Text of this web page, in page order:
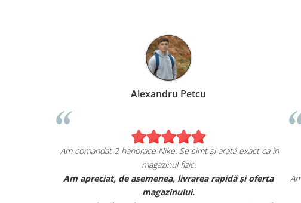
Alexandru Petcu
Am comandat 2 hanorace Nike. Se simt și arată exact ca în
magazinul fizic.
Am apreciat, de asemenea, livrarea rapidă și oferta
magazinului.